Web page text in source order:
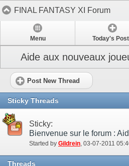
FINAL FANTASY XI Forum
Menu Today's
Aide aux nouveaux
Post New Thread
Sticky Threads
Sticky:
Started by Gildrein‎, 03-07-2011
Threads